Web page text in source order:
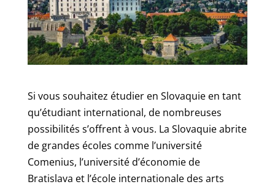
Si vous souhaitez étudier en Slovaquie en tant
qu’étudiant international, de nombreuses
possibilités s’offrent à vous. La Slovaquie abrite
de grandes écoles comme l’université
Comenius, l’université d’économie de
Bratislava et l’école internationale des arts